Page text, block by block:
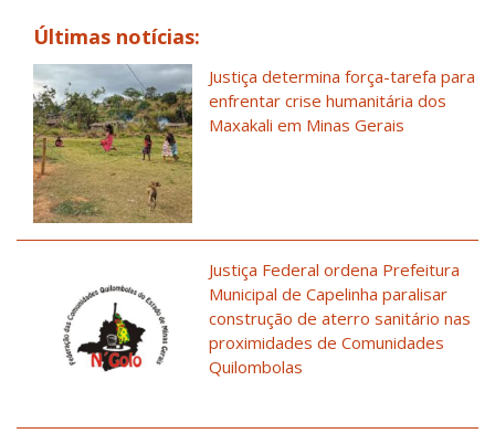
Últimas notícias:
Justiça determina força-tarefa para
enfrentar crise humanitária dos
Maxakali em Minas Gerais
Justiça Federal ordena Prefeitura
Municipal de Capelinha paralisar
construção de aterro sanitário nas
proximidades de Comunidades
Quilombolas